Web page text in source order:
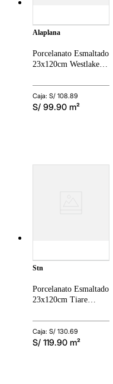
alaplana
Porcelanato Esmaltado
23x120cm Westlake
Caja: S/ 108.89
S/ 99.90 m²
stn
Porcelanato Esmaltado
23x120cm Tiare
Rectificado
Caja: S/ 130.69
S/ 119.90 m²